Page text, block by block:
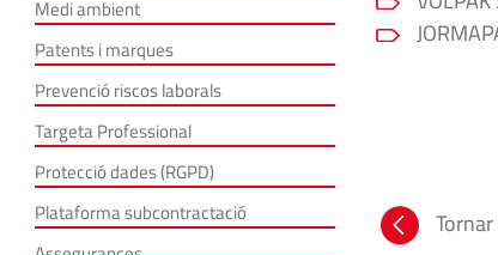
Medi ambient
Patents i marques
Prevenció riscos laborals
Targeta Professional
Protecció dades (RGPD)
Plataforma subcontractació
Tornar